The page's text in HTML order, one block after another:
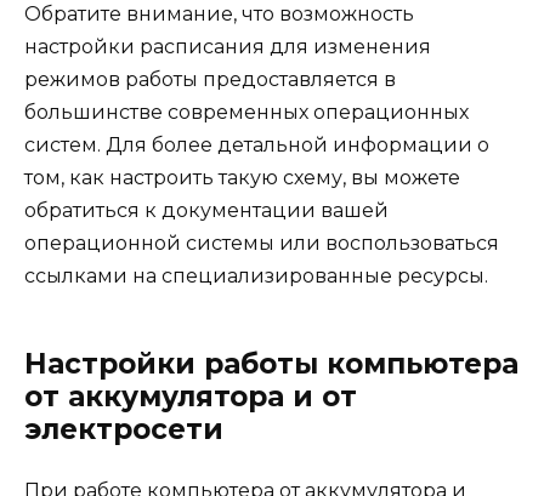
Обратите внимание, что возможность
настройки расписания для изменения
режимов работы предоставляется в
большинстве современных операционных
систем. Для более детальной информации о
том, как настроить такую схему, вы можете
обратиться к документации вашей
операционной системы или воспользоваться
ссылками на специализированные ресурсы.
Настройки работы компьютера
от аккумулятора и от
электросети
При работе компьютера от аккумулятора и